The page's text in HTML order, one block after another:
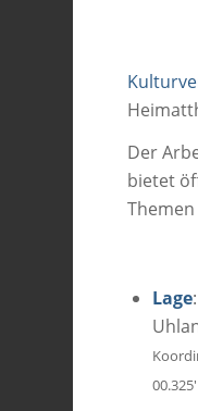
Der
bietet
Lage